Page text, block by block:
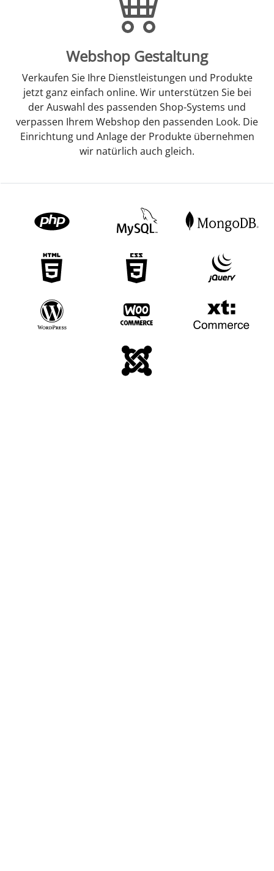
Webshop Gestaltung
Verkaufen Sie Ihre Dienstleistungen und Produkte
jetzt ganz einfach online. Wir unterstützen Sie bei
der Auswahl des passenden Shop-Systems und
verpassen Ihrem Webshop den passenden Look. Die
Einrichtung und Anlage der Produkte übernehmen
wir natürlich auch gleich.